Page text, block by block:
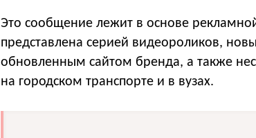
Это сообщение лежит в основе
представлена серией видеороликов,
обновленным сайтом бренда, а также
на городском транспорте и в вузах.